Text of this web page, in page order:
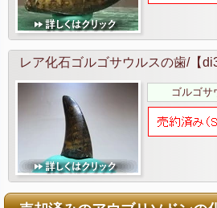
レア化石ゴルゴサウルスの歯/【
ゴルゴサ